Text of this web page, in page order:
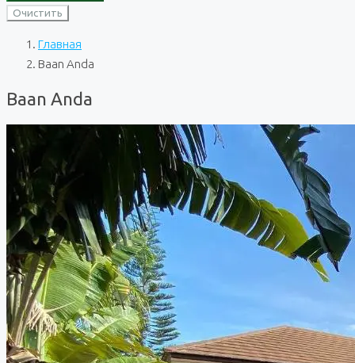
Очистить
Главная
Baan Anda
Baan Anda